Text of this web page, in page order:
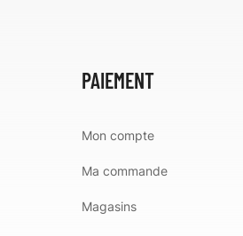
PAIEMENT
Mon compte
Ma commande
Magasins